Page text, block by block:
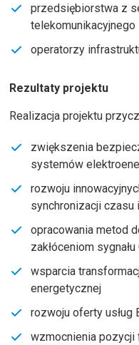
przedsiębiorstwa z
telekomunikacyjnego
operatorzy
Rezultatyprojektu
Realizacja projektu
zwiększenia
systemów
rozwoju
synchronizacji czasu
opracowania metod
zakłóceniom sygnału
wsparcia
energetycznej
rozwoju oferty usług
wzmocnienia pozycji